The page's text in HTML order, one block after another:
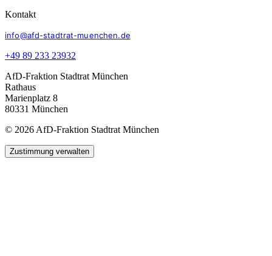
Kontakt
info@afd-stadtrat-muenchen.de
+49 89 233 23932
AfD-Fraktion Stadtrat München
Rathaus
Marienplatz 8
80331 München
© 2026 AfD-Fraktion Stadtrat München
Zustimmung verwalten